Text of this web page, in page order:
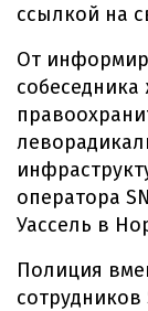
ссылкой на
От
оператора
Уассель в
Полиция
сотрудников